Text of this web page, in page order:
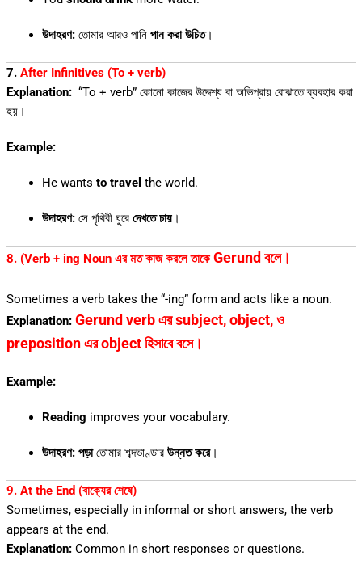
উদাহরণ:তোমার আরও পানি পান করা উচিত।
7. After Infinitives (To + verb)
Explanation: “To + verb” কোনো কাজের উদ্দেশ্য বা অভিপ্রায় বোঝাতে ব্যবহার করা
হয়।
Example:
He wants to travel the world.
উদাহরণ:সে পৃথিবী ঘুরে দেখতে চায়।
8. (Verb + ing Noun এর মত কাজ করলে তাকেGerund বলে।
Sometimes a verb takes the “-ing” form and acts like a noun.
Explanation: Gerund verb এর subject, object, ও
preposition এর object হিসাবে বসে।
Example:
Reading improves your vocabulary.
উদাহরণ: পড়াতোমার শব্দভাণ্ডার উন্নত করে।
9. At the End (বাক্যের শেষে)
Sometimes, especially in informal or short answers, the verb
appears at the end.
Explanation:Common in short responses or questions.